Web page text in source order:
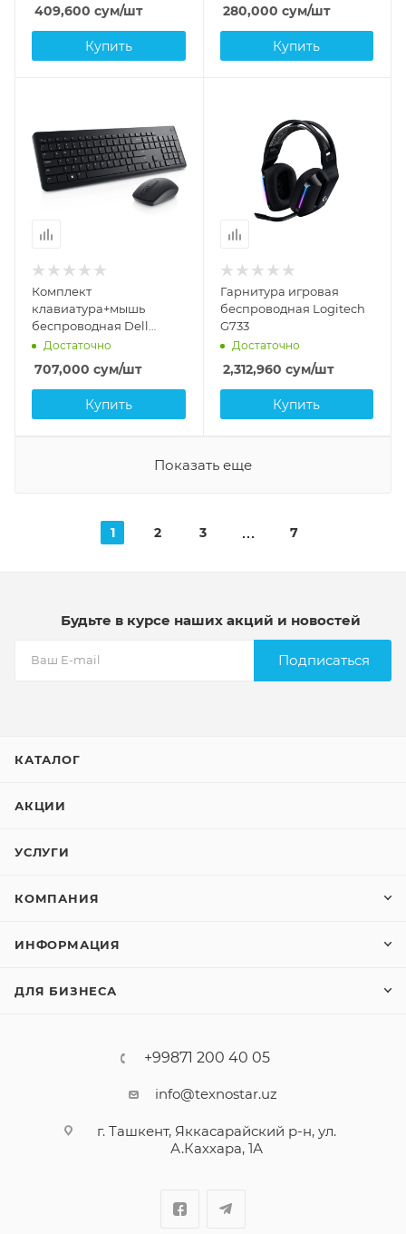
409,600 сум/шт
Купить
280,000 сум/шт
Купить
Комплект
клавиатура+мышь
беспроводная Dell
KM3322W (580-AKGH)
Достаточно
707,000 сум/шт
Купить
Гарнитура игровая
беспроводная Logitech
G733
Достаточно
2,312,960 сум/шт
Купить
Показать еще
1 2 3 7
Будьте в курсе наших акций и новостей
Подписаться
КАТАЛОГ
АКЦИИ
УСЛУГИ
КОМПАНИЯ
ИНФОРМАЦИЯ
ДЛЯ БИЗНЕСА
+99871 200 40 05
info@texnostar.uz
г. Ташкент, Яккасарайский р-н, ул.
А.Каххара, 1А